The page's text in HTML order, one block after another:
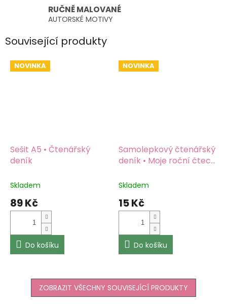
RUČNĚ MALOVANÉ
AUTORSKÉ MOTIVY
Související produkty
NOVINKA
Sešit A5 • Čtenářský
deník
Skladem
89 Kč
Do košíku
NOVINKA
Samolepkový čtenářský
deník • Moje roční čtecí
Skladem
15 Kč
Do košíku
ZOBRAZIT VŠECHNY SOUVISEJÍCÍ PRODUKTY